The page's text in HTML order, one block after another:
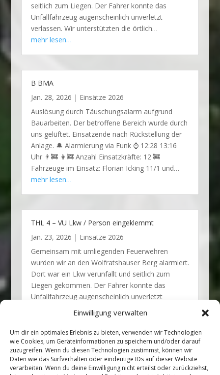
Einwilligung verwalten
Um dir ein optimales Erlebnis zu bieten, verwenden wir Technologien
wie Cookies, um Geräteinformationen zu speichern und/oder darauf
zuzugreifen. Wenn du diesen Technologien zustimmst, können wir
Daten wie das Surfverhalten oder eindeutige IDs auf dieser Website
verarbeiten. Wenn du deine Einwilligung nicht erteilst oder zurückziehst,
seitlich zum Liegen. Der Fahrer konnte das
Unfallfahrzeug augenscheinlich unverletzt
verlassen. Wir unterstützten die örtlich…
mehr lesen…
B BMA
Jan. 28, 2026 | Einsätze 2026
Auslösung durch Täuschungsalarm aufgrund
Bauarbeiten. Der betroffene Bereich wurde durch
uns gelüftet. Einsatzende nach Rückstellung der
Anlage. 🔔 Alarmierung via Funk ⌚ 12:28 13:16
Uhr 👨‍🚒 👩‍🚒 Anzahl Einsatzkräfte: 12 🚒
Fahrzeuge im Einsatz: Florian Icking 11/1 und…
mehr lesen…
THL 4 – VU Lkw / Person eingeklemmt
Jan. 23, 2026 | Einsätze 2026
Gemeinsam mit umliegenden Feuerwehren
wurden wir an den Wolfratshauser Berg alarmiert.
Dort war ein Lkw verunfallt und seitlich zum
Liegen gekommen. Der Fahrer konnte das
Unfallfahrzeug augenscheinlich unverletzt
mehr lesen…